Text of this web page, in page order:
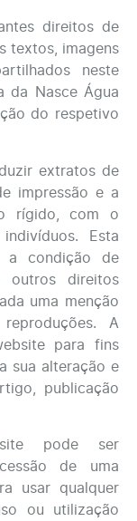
direitos de
textos, imagens
neste
da Nasce Água
do respetivo
extratos de
impressão e a
rígido, com o
Esta
a condição de
direitos
uma menção
A
para fins
sua alteração e
publicação
pode ser
de uma
usar qualquer
ou utilização